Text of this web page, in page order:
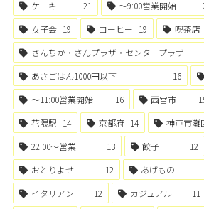
ケーキ
21 〜9:00営業開始
女子会 19 コーヒー 19 喫茶店
さんちか・さんプラザ・センタープラザ
あさごはん1000円以下
16
〜11:00営業開始
16 西宮市
花隈駅 14 京都府 14 神戸市灘
22:00〜営業
13 餃子 12
おとりよせ
12 あげもの
イタリアン
12 カジュアル 11